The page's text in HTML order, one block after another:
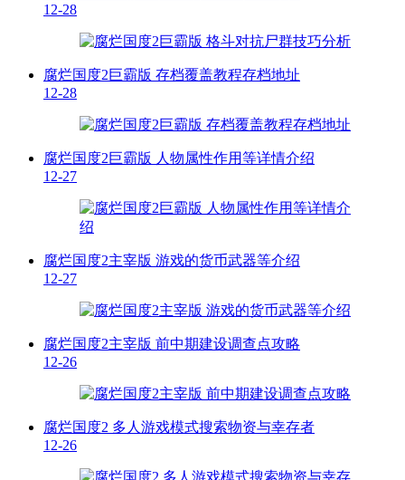
12-28
腐烂国度2巨霸版 存档覆盖教程存档地址
12-28
腐烂国度2巨霸版 人物属性作用等详情介绍
12-27
腐烂国度2主宰版 游戏的货币武器等介绍
12-27
腐烂国度2主宰版 前中期建设调查点攻略
12-26
腐烂国度2 多人游戏模式搜索物资与幸存者
12-26